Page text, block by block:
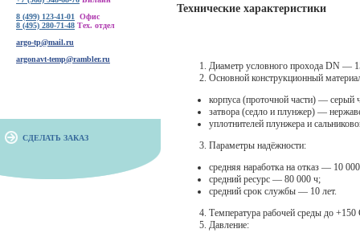
8 (499) 123-41-01 Офис
8 (495) 280-71-48 Тех. отдел
argo-tp@mail.ru
argonavt-temp@rambler.ru
СДЕЛАТЬ ЗАКАЗ
Технические характеристики
Диаметр условного прохода DN —
Основной конструкционный
корпуса (проточной части) —
затвора (седло и плунжер) —
уплотнителей плунжера и
Параметры надёжности:
средняя наработка на отказ — 10
средний ресурс — 80 000 ч;
средний срок службы — 10 лет.
Температура рабочей среды до +150
Давление: